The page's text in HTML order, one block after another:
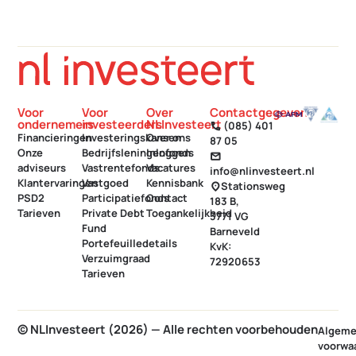
Voor
ondernemers
Financieringen
Onze
adviseurs
Klantervaringen
PSD2
Tarieven
Voor
investeerders
Investeringskansen
Bedrijfsleningenfonds
Vastrentefonds
Vastgoed
Participatiefonds
Private Debt
Fund
Portefeuilledetails
Verzuimgraad
Tarieven
Over
NLInvesteert
Over ons
Inloggen
Vacatures
Kennisbank
Contact
Toegankelijkheid
Contactgegevens
call (085) 401
87 05
mail
info@nlinvesteert.nl
location_onStationsweg
183 B,
3771 VG
Barneveld
KvK:
72920653
© NLInvesteert (2026) — Alle rechten voorbehouden